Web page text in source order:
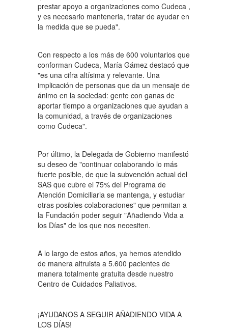
prestar apoyo a organizaciones como Cudeca ,
y es necesario mantenerla, tratar de ayudar en
la medida que se pueda".
Con respecto a los más de 600 voluntarios que
conforman Cudeca, María Gámez destacó que
"es una cifra altísima y relevante. Una
implicación de personas que da un mensaje de
ánimo en la sociedad: gente con ganas de
aportar tiempo a organizaciones que ayudan a
la comunidad, a través de organizaciones
como Cudeca".
Por último, la Delegada de Gobierno manifestó
su deseo de "continuar colaborando lo más
fuerte posible, de que la subvención actual del
SAS que cubre el 75% del Programa de
Atención Domiciliaria se mantenga, y estudiar
otras posibles colaboraciones" que permitan a
la Fundación poder seguir "Añadiendo Vida a
los Días" de los que nos necesiten.
A lo largo de estos años, ya hemos atendido
de manera altruista a 5.600 pacientes de
manera totalmente gratuita desde nuestro
Centro de Cuidados Paliativos.
¡AYUDANOS A SEGUIR AÑADIENDO VIDA A
LOS DÍAS!